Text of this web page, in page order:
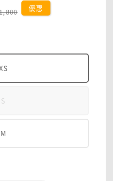
優惠
S
M